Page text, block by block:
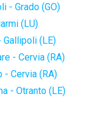
- Grado (GO)
(LU)
Gallipoli (LE)
- Cervia (RA)
- Cervia (RA)
- Otranto (LE)